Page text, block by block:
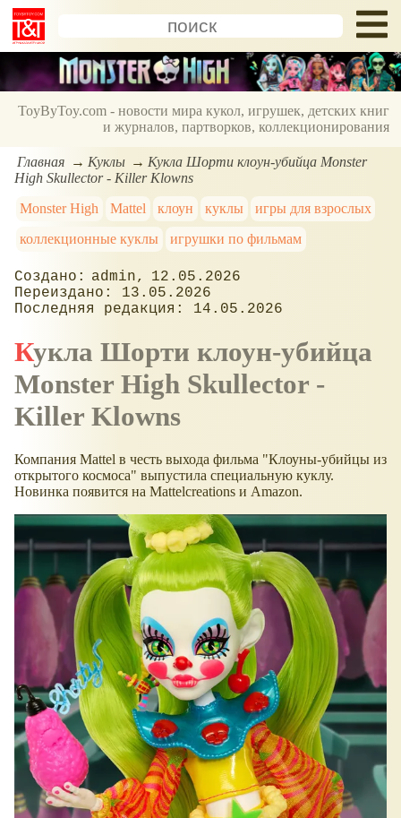
ToyByToy.com - новости мира кукол, игрушек, детских книг
и журналов, партворков, коллекционирования
Главная Куклы
Кукла Шорти клоун-убийца Monster
High Skullector - Killer Klowns
Monster High
Mattel клоун куклы
игры для взрослых
коллекционные куклы
игрушки по фильмам
admin
12.05.2026
13.05.2026
14.05.2026
Кукла Шорти клоун-убийца
Monster High Skullector -
Killer Klowns
Компания Mattel в честь выхода фильма "Клоуны-убийцы из
открытого космоса" выпустила специальную куклу.
Новинка появится на Mattelcreations и Amazon.